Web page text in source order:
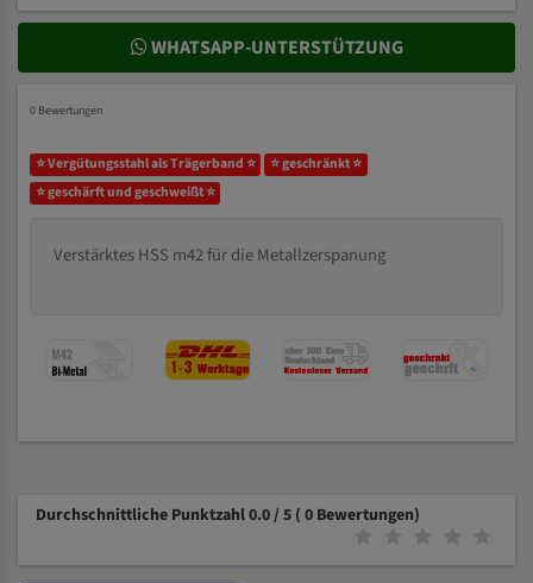
WHATSAPP-UNTERSTÜTZUNG
0 Bewertungen
⭐ Vergütungsstahl als Trägerband ⭐
⭐ geschränkt ⭐
⭐ geschärft und geschweißt ⭐
Verstärktes HSS m42 für die Metallzerspanung
Durchschnittliche Punktzahl 0.0 / 5 ( 0 Bewertungen)